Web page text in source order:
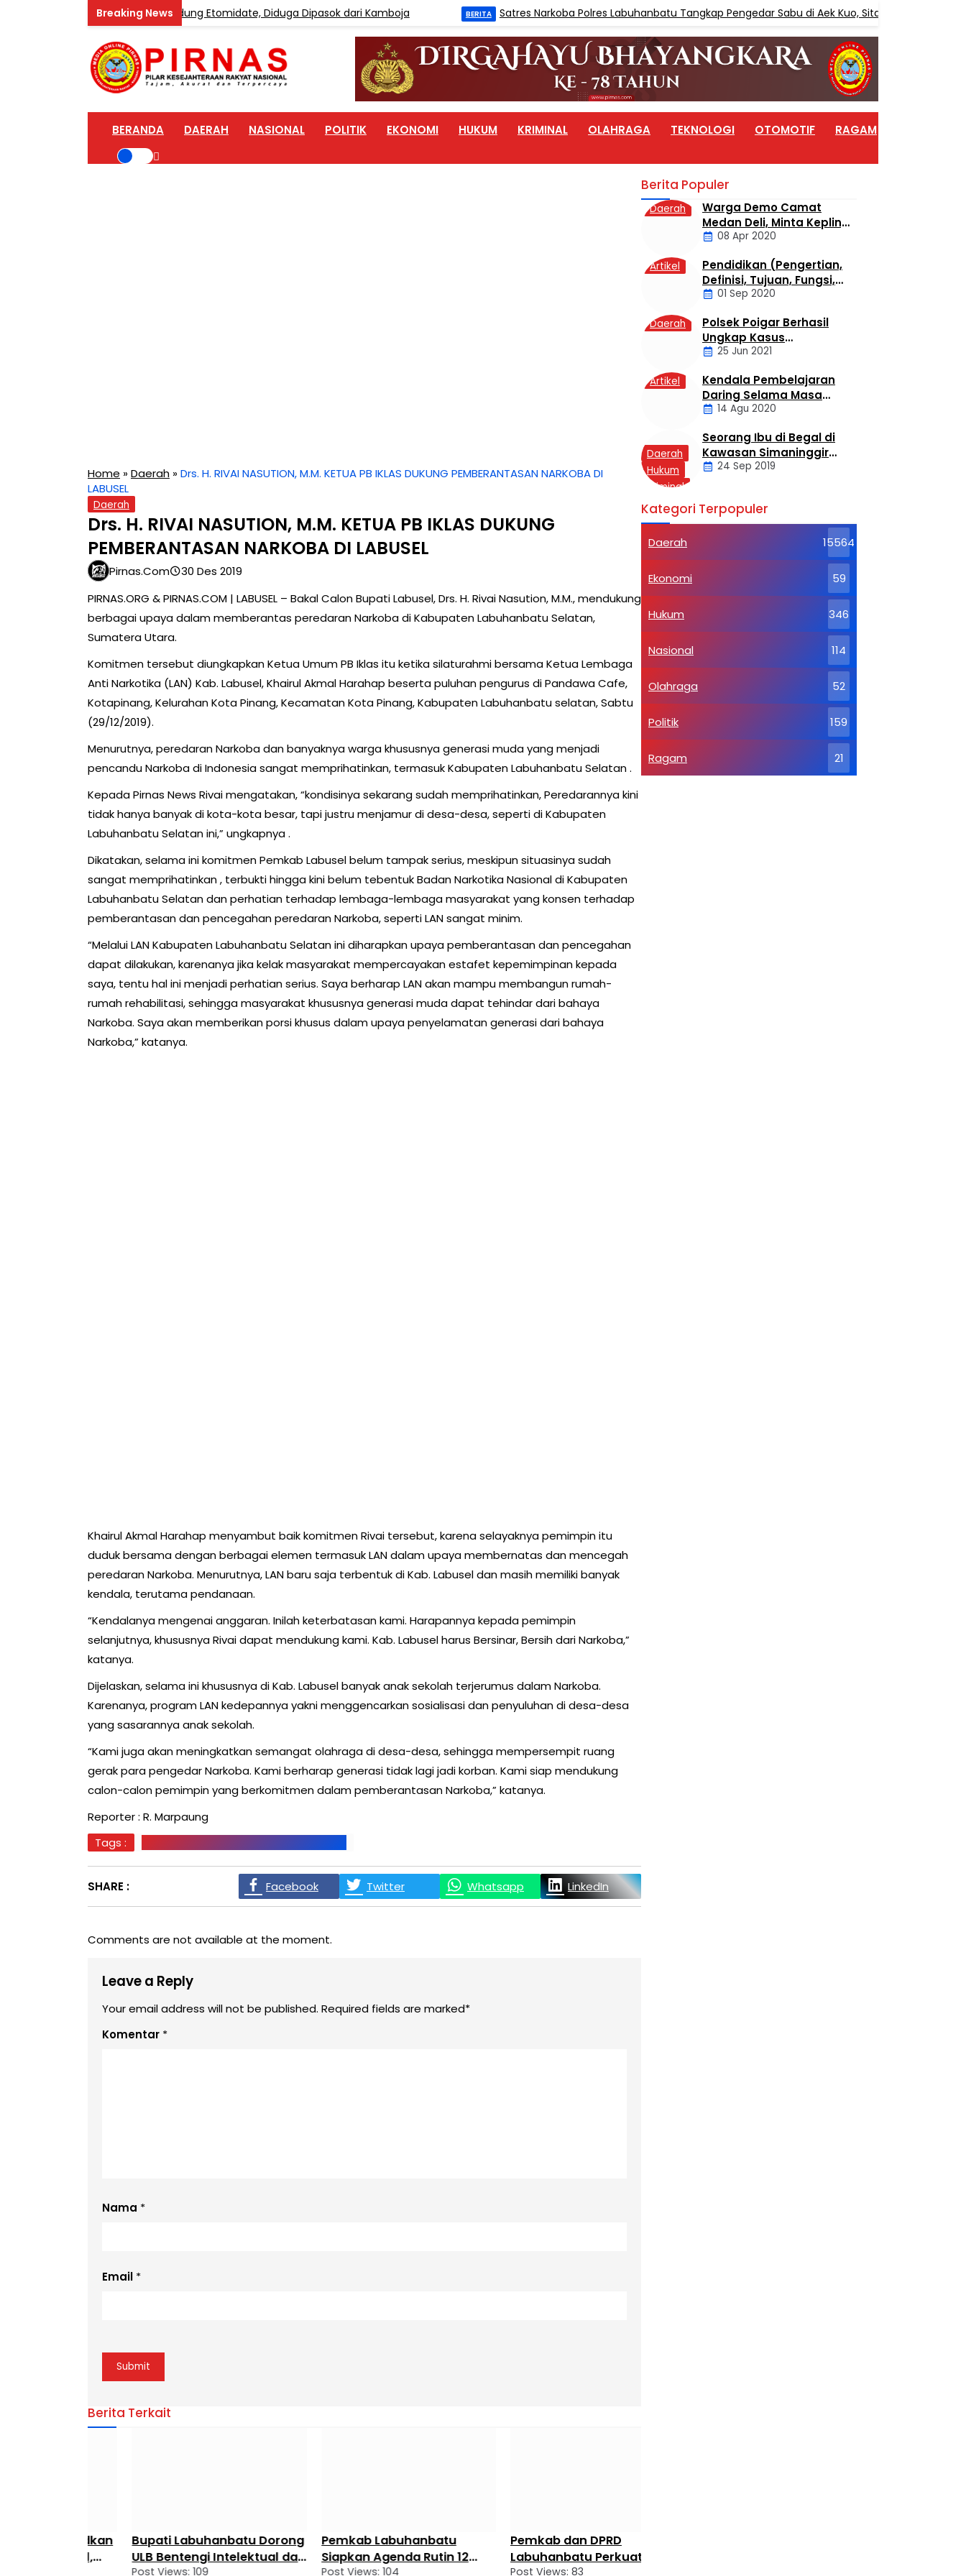
Home Industri Vape Mengandung Etomidate, Diduga Dipasok dari Kamboja Satres Narkoba Polres Labuhanbatu Tangkap Pengedar Sabu di Aek Kuo, Sita 3,10 Gram Sabu
BERANDA DAERAH NASIONAL POLITIK EKONOMI HUKUM KRIMINAL OLAHRAGA TEKNOLOGI OTOMOTIF RAGAM
Home »Daerah »Drs. H. RIVAI NASUTION, M.M. KETUA PB IKLAS DUKUNG PEMBERANTASAN NARKOBA DI
LABUSEL
Daerah
Drs. H. RIVAI NASUTION, M.M. KETUA PB IKLAS DUKUNG
PEMBERANTASAN NARKOBA DI LABUSEL
Pirnas.com
30 Des 2019
PIRNAS.ORG & PIRNAS.COM | LABUSEL – Bakal Calon Bupati Labusel, Drs. H. Rivai Nasution, M.M., mendukung
berbagai upaya dalam memberantas peredaran Narkoba di Kabupaten Labuhanbatu Selatan,
Sumatera Utara.
Komitmen tersebut diungkapkan Ketua Umum PB Iklas itu ketika silaturahmi bersama Ketua Lembaga
Anti Narkotika (LAN) Kab. Labusel, Khairul Akmal Harahap beserta puluhan pengurus di Pandawa Cafe,
Kotapinang, Kelurahan Kota Pinang, Kecamatan Kota Pinang, Kabupaten Labuhanbatu selatan, Sabtu
(29/12/2019).
Menurutnya, peredaran Narkoba dan banyaknya warga khususnya generasi muda yang menjadi
pencandu Narkoba di Indonesia sangat memprihatinkan, termasuk Kabupaten Labuhanbatu Selatan .
Kepada Pirnas News Rivai mengatakan, “kondisinya sekarang sudah memprihatinkan, Peredarannya kini
tidak hanya banyak di kota-kota besar, tapi justru menjamur di desa-desa, seperti di Kabupaten
Labuhanbatu Selatan ini,” ungkapnya .
Dikatakan, selama ini komitmen Pemkab Labusel belum tampak serius, meskipun situasinya sudah
sangat memprihatinkan , terbukti hingga kini belum tebentuk Badan Narkotika Nasional di Kabupaten
Labuhanbatu Selatan dan perhatian terhadap lembaga-lembaga masyarakat yang konsen terhadap
pemberantasan dan pencegahan peredaran Narkoba, seperti LAN sangat minim.
“Melalui LAN Kabupaten Labuhanbatu Selatan ini diharapkan upaya pemberantasan dan pencegahan
dapat dilakukan, karenanya jika kelak masyarakat mempercayakan estafet kepemimpinan kepada
saya, tentu hal ini menjadi perhatian serius. Saya berharap LAN akan mampu membangun rumah-
rumah rehabilitasi, sehingga masyarakat khususnya generasi muda dapat tehindar dari bahaya
Narkoba. Saya akan memberikan porsi khusus dalam upaya penyelamatan generasi dari bahaya
Narkoba,” katanya.
Khairul Akmal Harahap menyambut baik komitmen Rivai tersebut, karena selayaknya pemimpin itu
duduk bersama dengan berbagai elemen termasuk LAN dalam upaya membernatas dan mencegah
peredaran Narkoba. Menurutnya, LAN baru saja terbentuk di Kab. Labusel dan masih memiliki banyak
kendala, terutama pendanaan.
“Kendalanya mengenai anggaran. Inilah keterbatasan kami. Harapannya kepada pemimpin
selanjutnya, khususnya Rivai dapat mendukung kami. Kab. Labusel harus Bersinar, Bersih dari Narkoba,”
katanya.
Dijelaskan, selama ini khususnya di Kab. Labusel banyak anak sekolah terjerumus dalam Narkoba.
Karenanya, program LAN kedepannya yakni menggencarkan sosialisasi dan penyuluhan di desa-desa
yang sasarannya anak sekolah.
“Kami juga akan meningkatkan semangat olahraga di desa-desa, sehingga mempersempit ruang
gerak para pengedar Narkoba. Kami berharap generasi tidak lagi jadi korban. Kami siap mendukung
calon-calon pemimpin yang berkomitmen dalam pemberantasan Narkoba,” katanya.
Reporter : R. Marpaung
Tags :
SHARE : Facebook Twitter Whatsapp LinkedIn
Comments are not available at the moment.
Leave a Reply
Your email address will not be published. Required fields are marked*
Komentar *
Nama *
Email *
Berita Terkait
Bupati Labuhanbatu Dorong
ULB Bentengi Intelektual dan
Post Views: 109
Pemkab Labuhanbatu
Siapkan Agenda Rutin 12
Post Views: 104
Pemkab dan DPRD
Labuhanbatu Perkuat
Post Views: 83
Berita Populer
Daerah
Warga Demo Camat
Medan Deli, Minta Kepling
6 Titi Papan Di Copot
Warganya
08 Apr 2020
Artikel
Pendidikan (Pengertian,
Definisi, Tujuan, Fungsi,
dan Jenis Pendidikan)
01 Sep 2020
Daerah
Polsek Poigar Berhasil
Ungkap Kasus
Sekelompok Pemuda
Pencabulan
25 Jun 2021
Artikel
Kendala Pembelajaran
Daring Selama Masa
Pandemi Covid-19
14 Agu 2020
Daerah
Hukum
Kriminal
Labusel
Seorang Ibu di Begal di
Kawasan Simaninggir
Kota Pinang
24 Sep 2019
Kategori Terpopuler
Daerah 15564
Ekonomi 59
Hukum 346
Nasional 114
Olahraga 52
Politik 159
Ragam 21